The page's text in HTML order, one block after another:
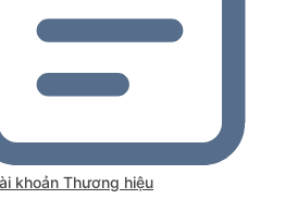
khoản Thương hiệu